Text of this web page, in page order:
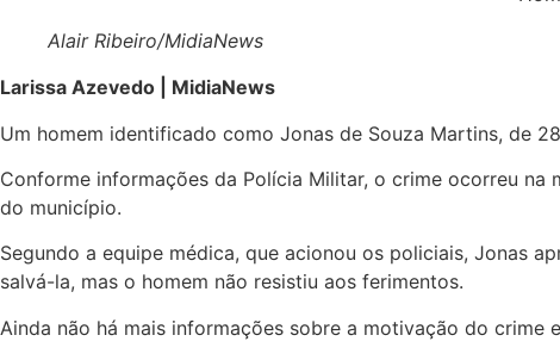
Alair Ribeiro/MidiaNews
Larissa Azevedo | MidiaNews
Um homem identificado como Jonas de Souza Martins, de
Conforme informações da Polícia Militar, o crime ocorreu
do município.
Segundo a equipe médica, que acionou os policiais, Jonas
salvá-la, mas o homem não resistiu aos ferimentos.
Ainda não há mais informações sobre a motivação do